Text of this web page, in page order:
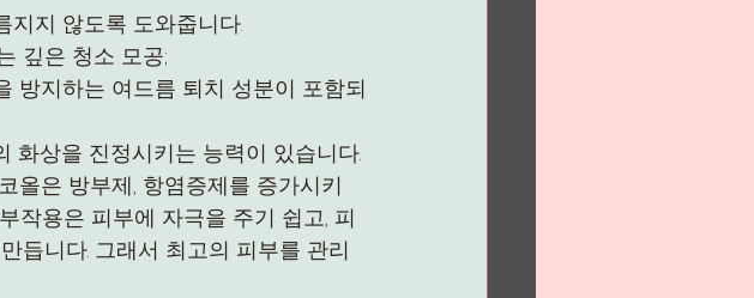
지 않도록 도와줍니다.
깊은 청소 모공;
방지하는 여드름 퇴치 성분이 포함되
화상을 진정시키는 능력이 있습니다.
올은 방부제, 항염증제를 증가시키
작용은 피부에 자극을 주기 쉽고, 피
듭니다. 그래서 최고의 피부를 관리